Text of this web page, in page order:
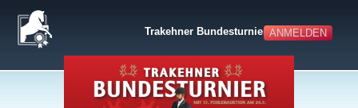
ANMELDEN
Trakehner Bundesturnier